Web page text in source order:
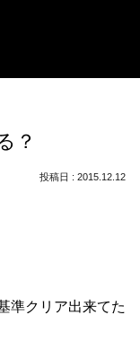
？
2015.12.12
準クリア出来てた